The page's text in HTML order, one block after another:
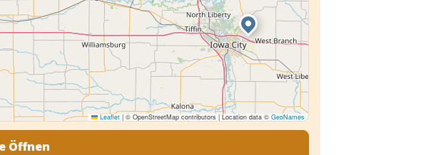
Leaflet | © OpenStreetMap contributors | Location data © GeoNames
Öffnen